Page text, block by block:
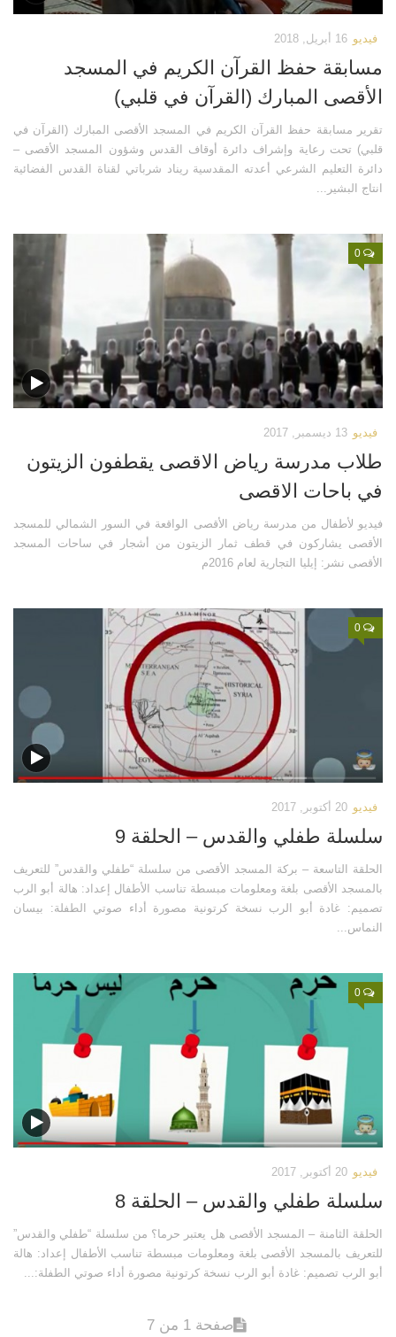
فيديو 16 أبريل, 2018
مسابقة حفظ القرآن الكريم في المسجد
الأقصى المبارك (القرآن في قلبي)
تقرير مسابقة حفظ القرآن الكريم في المسجد الأقصى المبارك (القرآن في
قلبي) تحت رعاية وإشراف دائرة أوقاف القدس وشؤون المسجد الأقصى –
دائرة التعليم الشرعي أعدته المقدسية ريناد شرباتي لقناة القدس الفضائية
انتاج البشير...
0
فيديو 13 ديسمبر, 2017
طلاب مدرسة رياض الاقصى يقطفون الزيتون
في باحات الاقصى
فيديو لأطفال من مدرسة رياض الأقصى الواقعة في السور الشمالي للمسجد
الأقصى يشاركون في قطف ثمار الزيتون من أشجار في ساحات المسجد
الأقصى نشر: إيليا التجارية لعام 2016م
0
فيديو 20 أكتوبر, 2017
سلسلة طفلي والقدس – الحلقة 9
الحلقة التاسعة – بركة المسجد الأقصى من سلسلة “طفلي والقدس” للتعريف
بالمسجد الأقصى بلغة ومعلومات مبسطة تناسب الأطفال إعداد: هالة أبو الرب
تصميم: غادة أبو الرب نسخة كرتونية مصورة أداء صوتي الطفلة: بيسان
النماس...
0
فيديو 20 أكتوبر, 2017
سلسلة طفلي والقدس – الحلقة 8
الحلقة الثامنة – المسجد الأقصى هل يعتبر حرما؟ من سلسلة “طفلي والقدس”
للتعريف بالمسجد الأقصى بلغة ومعلومات مبسطة تناسب الأطفال إعداد: هالة
أبو الرب تصميم: غادة أبو الرب نسخة كرتونية مصورة أداء صوتي الطفلة:...
صفحة 1 من 7